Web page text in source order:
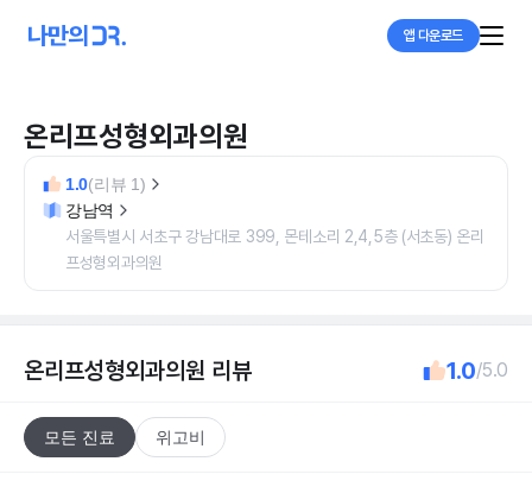
앱 다운로드
온리프성형외과의원
1.0(리뷰 1)
강남역
서울특별시 서초구 강남대로 399, 몬테소리 2,4,5층 (서초동) 온리
프성형외과의원
온리프성형외과의원 리뷰 1.0/5.0
모든 진료 위고비